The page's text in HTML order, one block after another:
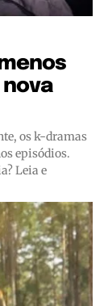
os k-dramas
episódios.
Leia e